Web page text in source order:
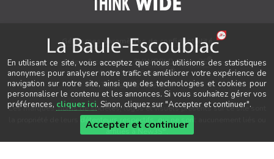
Gérer mes paramètres de confidentialité
Auteur & conception 3V.WORLD&New3S ®
© 2021-2026 New3S®
Tous droits réservés.
Les marques, noms de sociétés, logos et visuels présents sur ce site sont
la propriété de leurs détenteurs respectifs, qui ne sont aucunement liés ou
affiliés à New3S ®.
En utilisant ce site, vous acceptez que nous utilisions des statistiques
anonymes pour analyser notre trafic et améliorer votre expérience de
navigation sur notre site, ainsi que des technologies et cookies pour
personnaliser le contenu et les annonces. Si vous souhaitez gérer vos
préférences, cliquez ici. Sinon, cliquez sur "Accepter et continuer".
Accepter et continuer